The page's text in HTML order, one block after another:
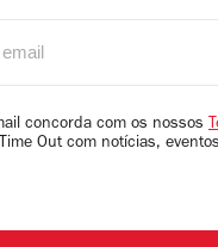
concorda com os nossos
Out com notícias,